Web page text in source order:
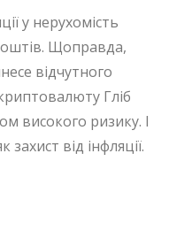
у нерухомість
Щоправда,
відчутного
Гліб
високого ризику. І
від інфляції.